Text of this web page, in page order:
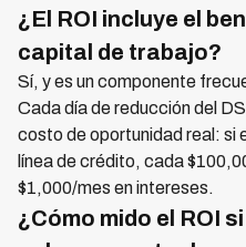
¿El ROI incluye el
capital de trabajo?
Sí, y es un componente
Cada día de reducción del
costo de oportunidad real: si
línea de crédito, cada
$1,000/mes en intereses.
¿Cómo mido el ROI